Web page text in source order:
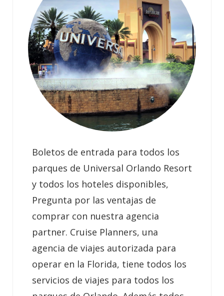
Boletos de entrada para todos los
parques de Universal Orlando Resort
y todos los hoteles disponibles,
Pregunta por las ventajas de
comprar con nuestra agencia
partner. Cruise Planners, una
agencia de viajes autorizada para
operar en la Florida, tiene todos los
servicios de viajes para todos los